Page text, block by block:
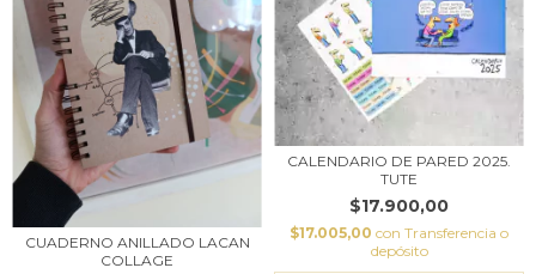
CUADERNO ANILLADO LACAN
COLLAGE
CALENDARIO DE PARED 2025.
TUTE
$17.900,00
$17.005,00 con Transferencia o
depósito